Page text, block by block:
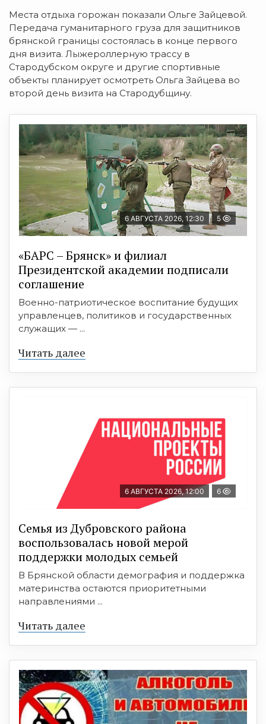
Места отдыха горожан показали Ольге Зайцевой.
Передача гуманитарного груза для защитников
брянской границы состоялась в конце первого
дня визита. Лыжероллерную трассу в
Стародубском округе и другие спортивные
объекты планирует осмотреть Ольга Зайцева во
второй день визита на Стародубщину.
6 АВГУСТА 2026, 12:30 5
«БАРС – Брянск» и филиал
Президентской академии подписали
соглашение
Военно-патриотическое воспитание будущих
управленцев, политиков и государственных
служащих — ...
Читать далее
6 АВГУСТА 2026, 12:00 6
Семья из Дубровского района
воспользовалась новой мерой
поддержки молодых семьей
В Брянской области демография и поддержка
материнства остаются приоритетными
направлениями ...
Читать далее